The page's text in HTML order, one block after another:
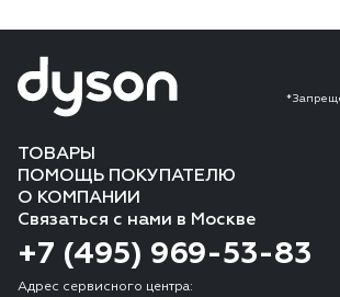
ТОВАРЫ
ПОМОЩЬ ПОКУПАТЕЛЮ
О КОМПАНИИ
Связаться с нами в Москве
+7 (495) 969-53-83
Адрес сервисного центра: